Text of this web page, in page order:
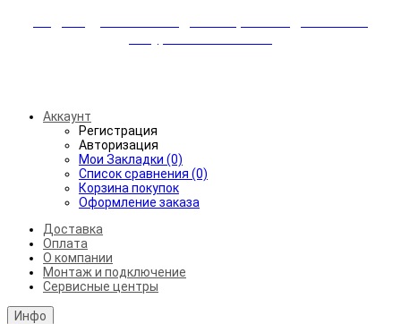
Аккаунт
Регистрация
Авторизация
Мои Закладки (0)
Список сравнения (0)
Корзина покупок
Оформление заказа
Доставка
Оплата
О компании
Монтаж и подключение
Сервисные центры
Инфо